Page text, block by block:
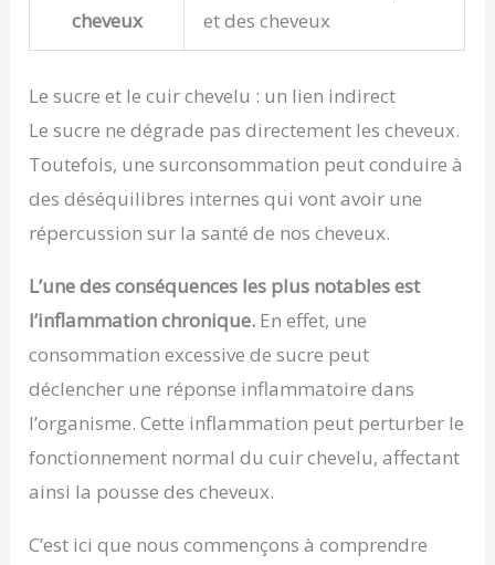
cheveux
et des cheveux
Le sucre et le cuir chevelu : un lien indirect
Le sucre ne dégrade pas directement les cheveux.
Toutefois, une surconsommation peut conduire à
des déséquilibres internes qui vont avoir une
répercussion sur la santé de nos cheveux.
L’une des conséquences les plus notables est
l’inflammation chronique. En effet, une
consommation excessive de sucre peut
déclencher une réponse inflammatoire dans
l’organisme. Cette inflammation peut perturber le
fonctionnement normal du cuir chevelu, affectant
ainsi la pousse des cheveux.
C’est ici que nous commençons à comprendre